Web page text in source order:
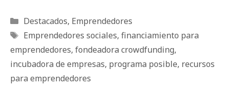
Categorías
Destacados, Emprendedores
Etiquetas
Emprendedores sociales, financiamiento para
emprendedores, fondeadora crowdfunding,
incubadora de empresas, programa posible, recursos
para emprendedores